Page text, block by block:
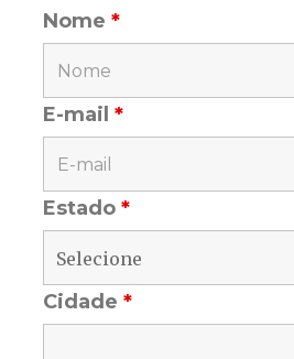
Nome*
E-mail*
Estado*
Cidade*